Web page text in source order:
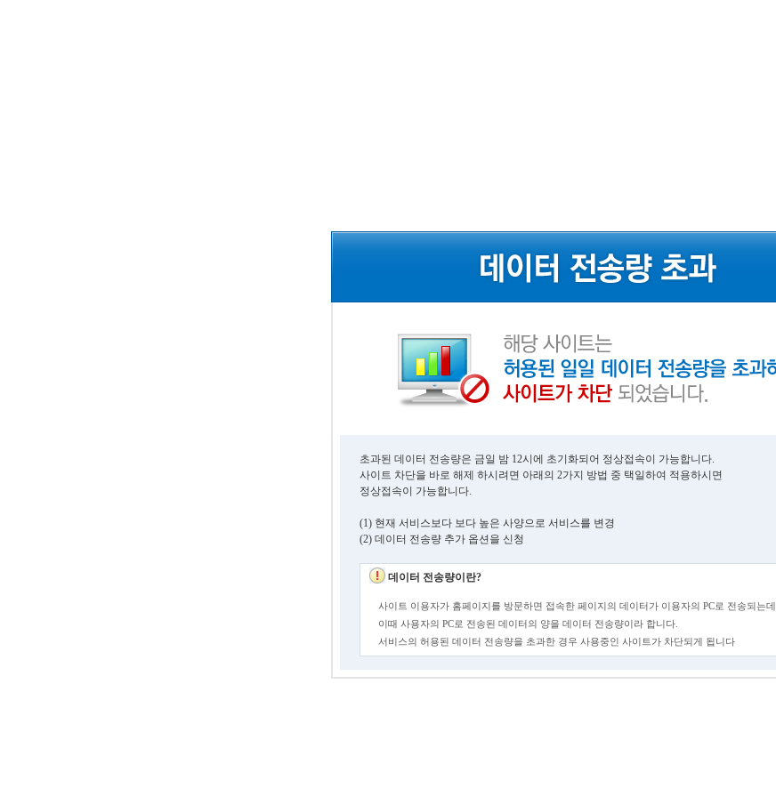
초과된 데이터 전송량은 금일 밤 12시에 초기화되어 정상접속이 가능합니다.
사이트 차단을 바로 해제 하시려면 아래의 2가지 방법 중 택일하여 적용하시면
정상접속이 가능합니다.
(1) 현재 서비스보다 보다 높은 사양으로 서비스를 변경
(2) 데이터 전송량 추가 옵션을 신청
데이터 전송량이란?
사이트 이용자가 홈페이지를 방문하면 접속한 페이지의 데이터가 이용자의 PC로 전송되는데,
이때 사용자의 PC로 전송된 데이터의 양을 데이터 전송량이라 합니다.
서비스의 허용된 데이터 전송량을 초과한 경우 사용중인 사이트가 차단되게 됩니다